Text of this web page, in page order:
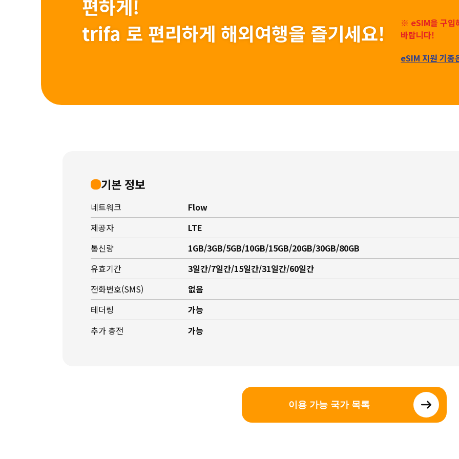
편하게!
trifa 로 편리하게 해외여행을 즐기세요!
※ eSIM을 구입
바랍니다!
eSIM 지원 기종
기본 정보
네트워크
Flow
제공자
LTE
통신량
1GB/3GB/5GB/10GB/15GB/20GB/30GB/80GB
유효기간
3일간/7일간/15일간/31일간/60일간
전화번호(SMS)
없음
테더링
가능
추가 충전
가능
이용 가능 국가 목록